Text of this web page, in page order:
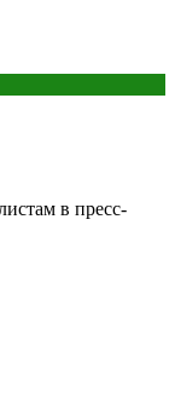
в пресс-